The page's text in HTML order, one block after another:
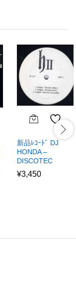
新品ﾚｺｰﾄﾞ DJ
HONDA –
DISCOTEC
¥3,450